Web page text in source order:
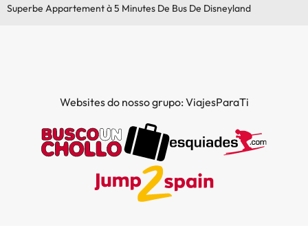
Superbe Appartement à 5 Minutes De Bus De Disneyland
Websites do nosso grupo: ViajesParaTi